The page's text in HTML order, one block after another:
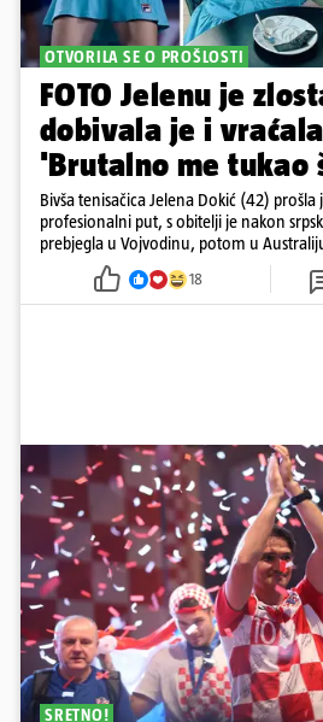
OTVORILA SE O PROŠLOSTI
FOTO Jelenu je
dobivala je i
'Brutalno me tukao
Bivša tenisačica Jelena Dokić (42) prošla
profesionalni put, s obitelji je nakon
prebjegla u Vojvodinu, potom u
18
SRETNO!